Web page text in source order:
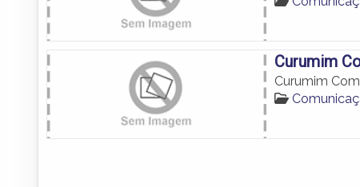
Curumim
Curumim